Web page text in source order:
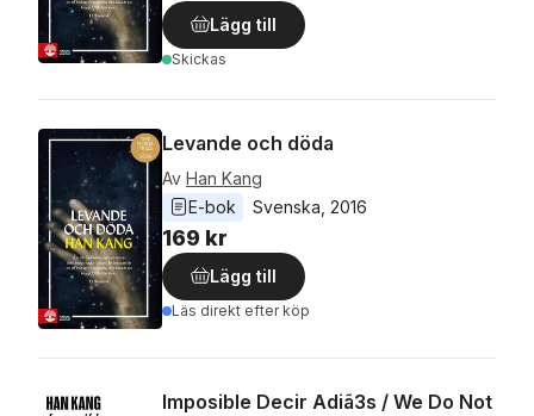
Lägg till
Skickas
Levande och döda
Av Han Kang
E-bok
Svenska 2016
169 kr
Lägg till
Läs direkt efter köp
Imposible Decir Adiã3s / We Do Not